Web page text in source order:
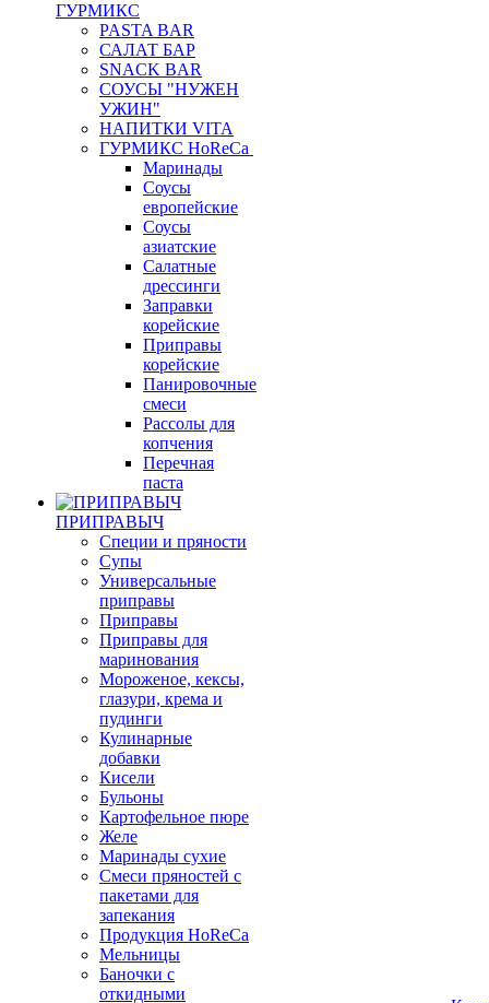
ГУРМИКС
PASTA BAR
САЛАТ БАР
SNACK BAR
СОУСЫ "НУЖЕН
УЖИН"
НАПИТКИ VITA
ГУРМИКС HoReCa
Маринады
Соусы
европейские
Соуcы
азиатские
Салатные
дрессинги
Заправки
корейские
Приправы
корейские
Панировочные
смеси
Рассолы для
копчения
Перечная
паста
ПРИПРАВЫЧ
Специи и пряности
Супы
Универсальные
приправы
Приправы
Приправы для
маринования
Мороженое, кексы,
глазури, крема и
пудинги
Кулинарные
добавки
Кисели
Бульоны
Картофельное пюре
Желе
Маринады сухие
Смеси пряностей с
пакетами для
запекания
Продукция HoReCa
Мельницы
Баночки с
откидными